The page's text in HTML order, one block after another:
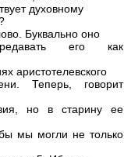
духовному
Буквально оно
его как
аристотелевского
Теперь, говорит
но в старину ее
мы могли не только